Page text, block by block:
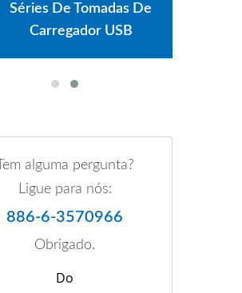
Séries De Tomadas De
Carregador USB
Tem alguma pergunta?
Ligue para nós:
886-6-3570966
Obrigado.
Do